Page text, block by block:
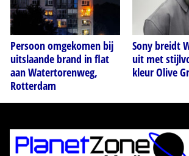
Persoon omgekomen bij
uitslaande brand in flat
aan Watertorenweg,
Rotterdam
Sony breidt
uit met
kleur Olive